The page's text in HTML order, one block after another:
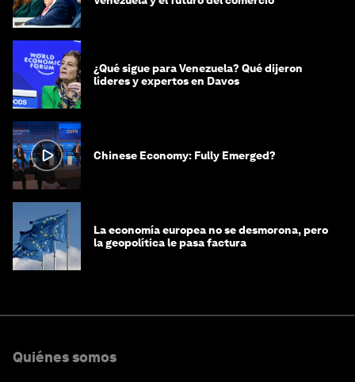
¿Qué sigue para Venezuela? Qué dijeron
líderes y expertos en Davos
Chinese Economy: Fully Emerged?
La economía europea no se desmorona, pero
la geopolítica le pasa factura
Quiénes somos